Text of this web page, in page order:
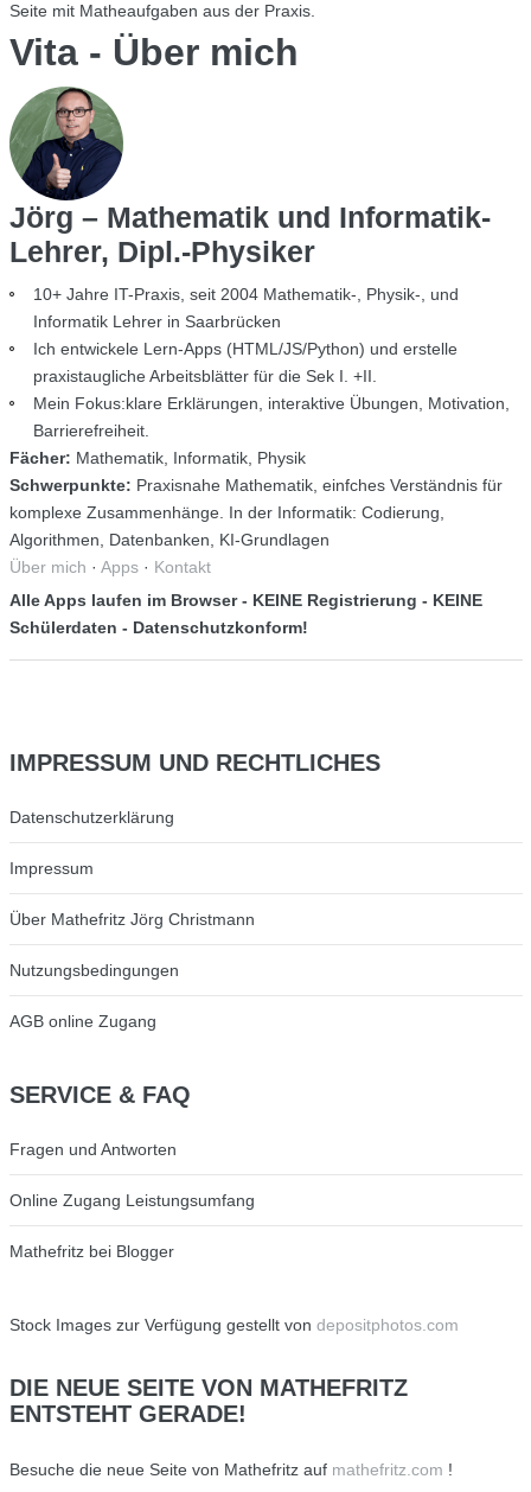
Seite mit Matheaufgaben aus der Praxis.
Vita - Über mich
Jörg – Mathematik und Informatik-
Lehrer, Dipl.-Physiker
10+ Jahre IT-Praxis, seit 2004 Mathematik-, Physik-, und
Informatik Lehrer in Saarbrücken
Ich entwickele Lern-Apps (HTML/JS/Python) und erstelle
praxistaugliche Arbeitsblätter für die Sek I. +II.
Mein Fokus:klare Erklärungen, interaktive Übungen, Motivation,
Barrierefreiheit.
Fächer: Mathematik, Informatik, Physik
Schwerpunkte: Praxisnahe Mathematik, einfches Verständnis für
komplexe Zusammenhänge. In der Informatik: Codierung,
Algorithmen, Datenbanken, KI-Grundlagen
Über mich · Apps· Kontakt
Alle Apps laufen im Browser - KEINE Registrierung - KEINE
Schülerdaten - Datenschutzkonform!
IMPRESSUM UND RECHTLICHES
Datenschutzerklärung
Impressum
Über Mathefritz Jörg Christmann
Nutzungsbedingungen
AGB online Zugang
SERVICE& FAQ
Fragen und Antworten
Online Zugang Leistungsumfang
Mathefritz bei Blogger
Stock Images zur Verfügung gestellt von depositphotos.com
DIENEUE SEITE VON MATHEFRITZ
ENTSTEHT GERADE!
Besuche die neue Seite von Mathefritz auf mathefritz.com !